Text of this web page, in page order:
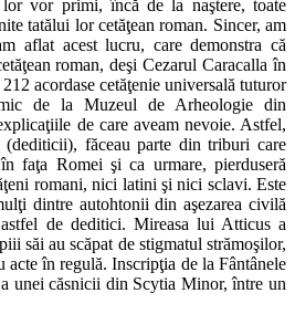
vor primi, încă de la naştere, toate
tatălui lor cetăţean roman. Sincer, am
aflat acest lucru, care demonstra că
roman, deşi Cezarul Caracalla în
acordase cetăţenie universală tuturor
de la Muzeul de Arheologie din
de care aveam nevoie. Astfel,
făceau parte din triburi care
faţa Romei şi ca urmare, pierduseră
romani, nici latini şi nici sclavi. Este
dintre autohtonii din aşezarea civilă
de deditici. Mireasa lui Atticus a
săi au scăpat de stigmatul strămoşilor,
acte în regulă. Inscripţia de la Fântânele
unei căsnicii din Scytia Minor, între un